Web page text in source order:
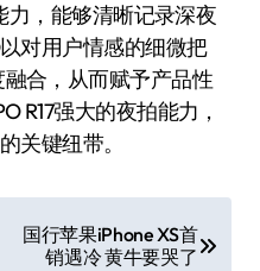
力，能够清晰记录深夜
对用户情感的细微把
合，从而赋予产品性
R17强大的夜拍能力，
关键纽带。
国行苹果iPhone XS首
销遇冷 黄牛要哭了